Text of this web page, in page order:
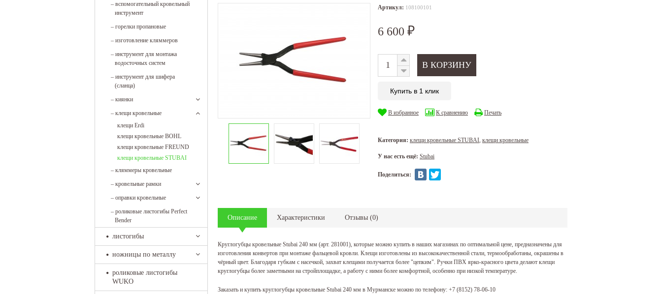
– вспомогательный кровельный
инструмент
– горелки пропановые
– изготовление кляммеров
– инструмент для монтажа
водосточных систем
– инструмент для шифера
(сланца)
– киянки
– клещи кровельные
клещи Erdi
клещи кровельные BOHL
клещи кровельные FREUND
клещи кровельные STUBAI
– кляммеры кровельные
– кровельные рамки
– оправки кровельные
– роликовые листогибы Perfect
Bender
листогибы
ножницы по металлу
роликовые листогибы
WUKO
Артикул: 108100101
6 600 ₽
Купить в 1 клик
В избранное К сравнению Печать
Категория: клещи кровельные STUBAI клещи кровельные
У нас есть ещё: Stubai
Поделиться:
Описание Характеристики Отзывы (0)
Круглогубцы кровельные Stubai 240 мм (арт. 281001), которые можно купить в наших магазинах по оптимальной цене, предназначены для
изготовления конвертов при монтаже фальцевой кровли. Клещи изготовлены из высококачественной стали, термообработаны, окрашены в
чёрный цвет. Благодаря губкам с насечкой, захват клещами получается более "цепким". Ручки ПВХ ярко-красного цвета делают клещи
круглогубцы более заметными на стройплощадке, а работу с ними более комфортной, особенно при низкой температуре.
Заказать и купить круглогубцы кровельные Stubai 240 мм в Мурманске можно по телефону: +7 (8152) 78-06-10